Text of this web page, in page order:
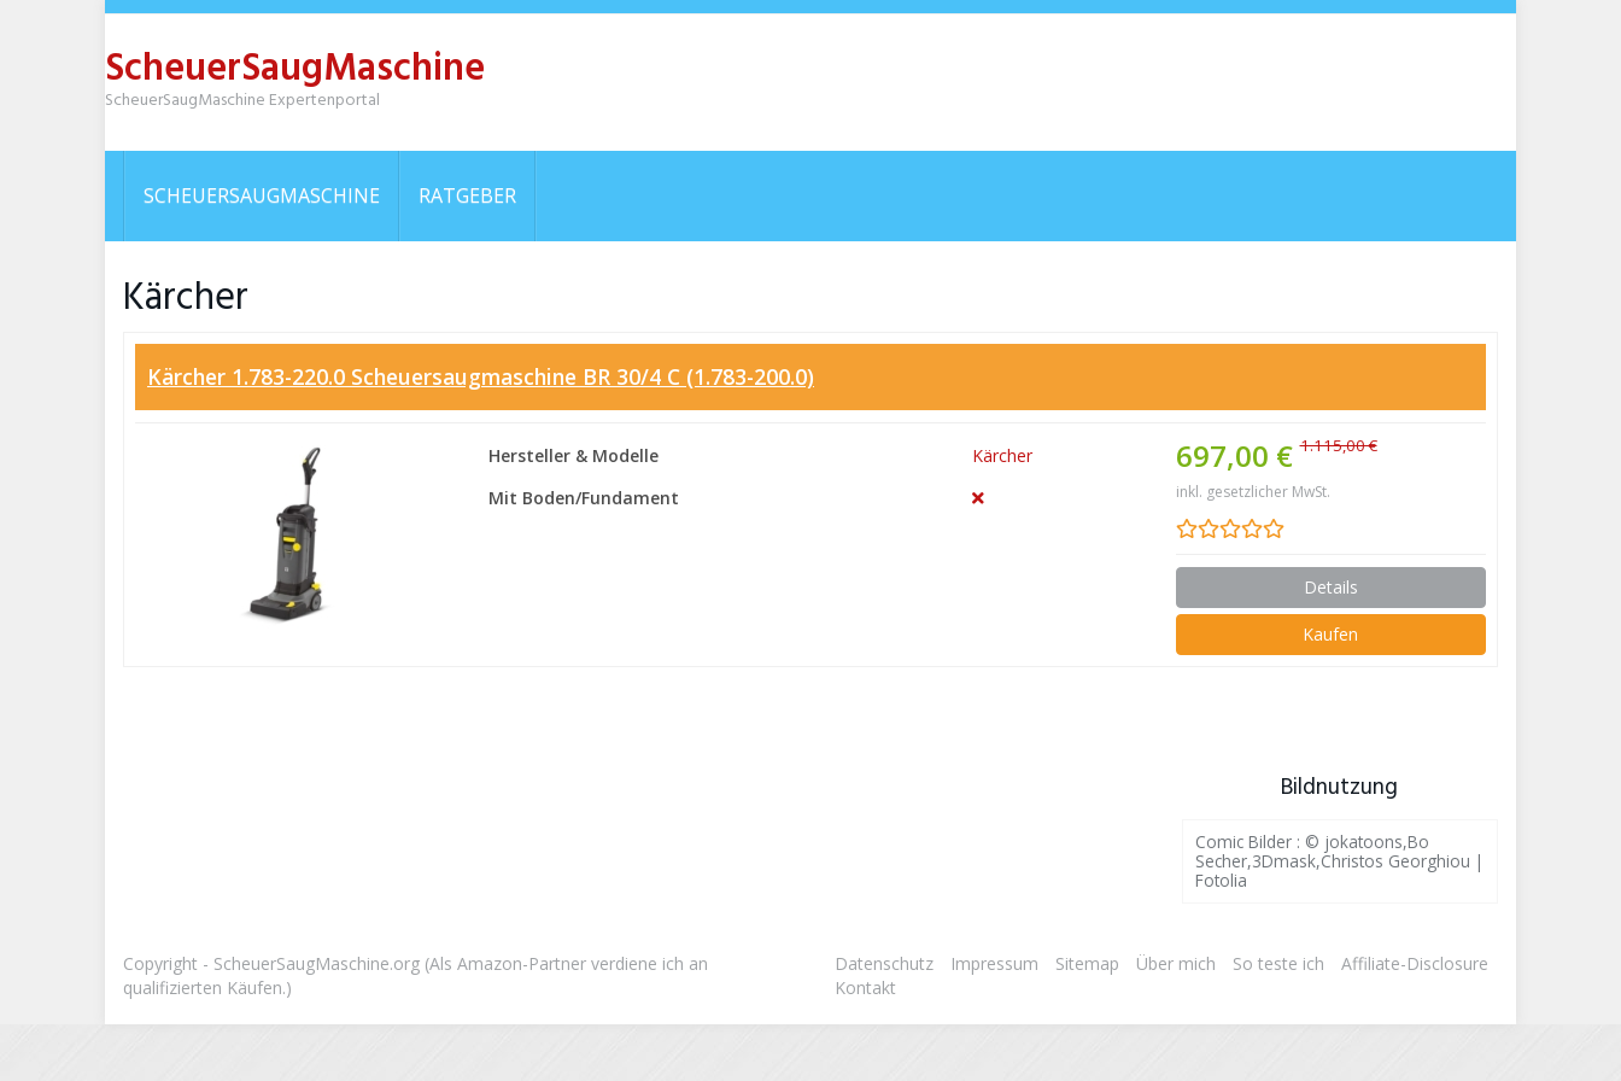
ScheuerSaugMaschine
ScheuerSaugMaschine Expertenportal
SCHEUERSAUGMASCHINE RATGEBER
Kärcher
Kärcher 1.783-220.0 Scheuersaugmaschine BR 30/4 C (1.783-200.0)
697,00 €1.115,00 €
inkl. gesetzlicher MwSt.
Details
Kaufen
Hersteller & Modelle
Kärcher
Mit Boden/Fundament
Bildnutzung
Comic Bilder : © jokatoons,Bo
Secher,3Dmask,Christos Georghiou |
Fotolia
Copyright - ScheuerSaugMaschine.org (Als Amazon-Partner verdiene ich an
qualifizierten Käufen.)
Datenschutz Impressum Sitemap Über mich So teste ich
Affiliate-Disclosure
Kontakt